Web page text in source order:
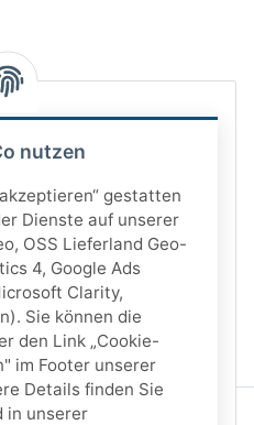
nutzen
gestatten
Dienste auf unserer
OSS Lieferland Geo-
4, Google Ads
Clarity,
Sie können die
den Link „Cookie-
im Footer unserer
Details finden Sie
in unserer